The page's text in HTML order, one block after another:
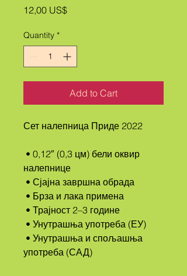
12,00 US$Price
Quantity *
Add to Cart
Сет налепница Приде 2022
налепнице
• Сјајна завршна обрада
• Брза и лака примена
• Трајност 2–3 године
• Унутрашња употреба (ЕУ)
употреба (САД)